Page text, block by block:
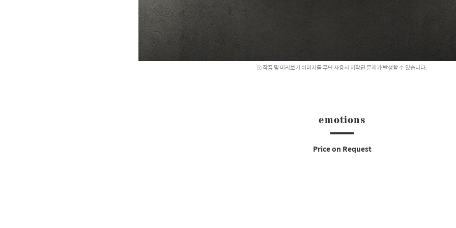
작품 및 미리보기 이미지를 무단 사용시 저작권 문제가 발생할 수 있습니다.
emotions
Price on Request